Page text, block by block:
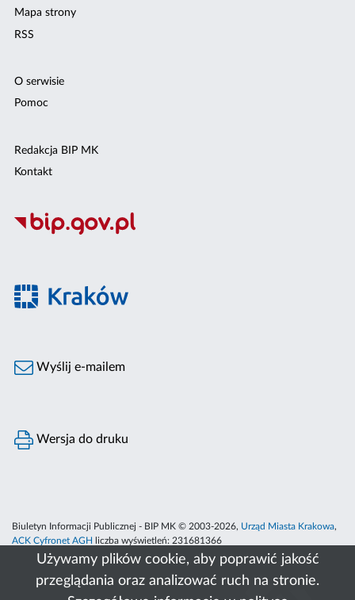
Używamy plików cookie, aby poprawić jakość
przeglądania oraz analizować ruch na stronie.
Mapa strony
RSS
O serwisie
Pomoc
Redakcja BIP MK
Kontakt
Wyślij e-mailem
Wersja do druku
Biuletyn Informacji Publicznej - BIP MK © 2003-2026, Urząd Miasta Krakowa,
ACK Cyfronet AGH
liczba wyświetleń: 231681366